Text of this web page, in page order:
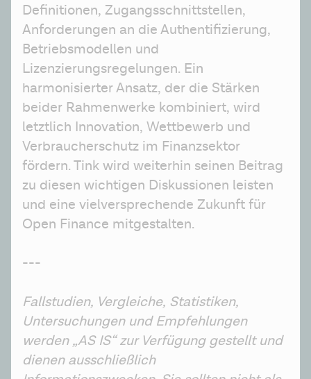
Definitionen, Zugangsschnittstellen,
Anforderungen an die Authentifizierung,
Betriebsmodellen und
Lizenzierungsregelungen. Ein
harmonisierter Ansatz, der die Stärken
beider Rahmenwerke kombiniert, wird
letztlich Innovation, Wettbewerb und
Verbraucherschutz im Finanzsektor
fördern. Tink wird weiterhin seinen Beitrag
zu diesen wichtigen Diskussionen leisten
und eine vielversprechende Zukunft für
Open Finance mitgestalten.
---
Fallstudien, Vergleiche, Statistiken,
Untersuchungen und Empfehlungen
werden „AS IS“ zur Verfügung gestellt und
dienen ausschließlich